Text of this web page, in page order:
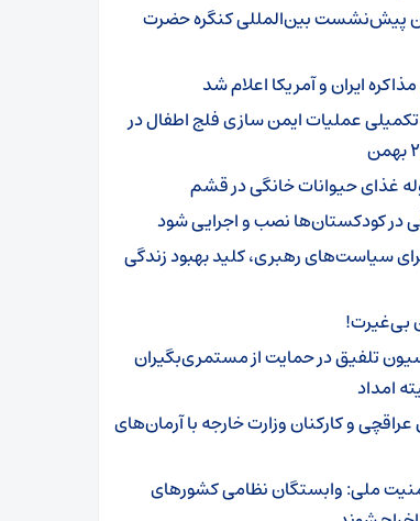
پیش‌نشست بین‌المللی کنگره حضرت
ایران و آمریکا اعلام شد
تکمیلی عملیات ایمن سازی فلج اطفال در
غذای حیوانات خانگی در قشم
در کودکستان‌ها نصب و اجرایی شود
سیاست‌های رهبری، کلید بهبود زندگی
بی‌غیرت!
تلفیق در حمایت از مستمری‌بگیران
امداد
و کارکنان وزارت خارجه با آرمان‌های
ملی: وابستگان نظامی کشورهای